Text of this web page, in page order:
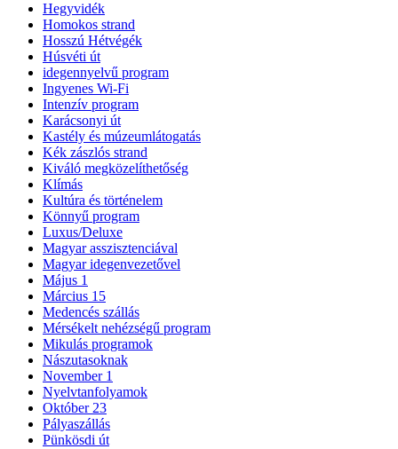
Hegyvidék
Homokos strand
Hosszú Hétvégék
Húsvéti út
idegennyelvű program
Ingyenes Wi-Fi
Intenzív program
Karácsonyi út
Kastély és múzeumlátogatás
Kék zászlós strand
Kiváló megközelíthetőség
Klímás
Kultúra és történelem
Könnyű program
Luxus/Deluxe
Magyar asszisztenciával
Magyar idegenvezetővel
Május 1
Március 15
Medencés szállás
Mérsékelt nehézségű program
Mikulás programok
Nászutasoknak
November 1
Nyelvtanfolyamok
Október 23
Pályaszállás
Pünkösdi út